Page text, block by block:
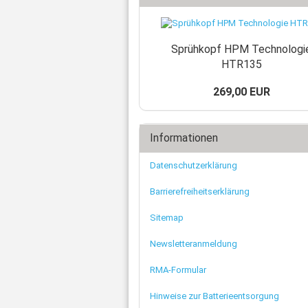
Sprühkopf HPM
HTR135
269,00 EUR
Informationen
Datenschutzerklärung
Barrierefreiheitserklärung
Sitemap
Newsletteranmeldung
RMA-Formular
Hinweise zur Batterieentsorgung